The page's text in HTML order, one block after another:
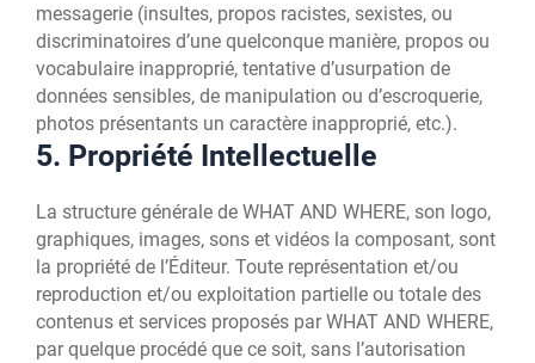
messagerie (insultes, propos racistes, sexistes, ou
discriminatoires d’une quelconque manière, propos ou
vocabulaire inapproprié, tentative d’usurpation de
données sensibles, de manipulation ou d’escroquerie,
photos présentants un caractère inapproprié, etc.).
5. Propriété Intellectuelle
La structure générale de WHAT AND WHERE, son logo,
graphiques, images, sons et vidéos la composant, sont
la propriété de l’Éditeur. Toute représentation et/ou
reproduction et/ou exploitation partielle ou totale des
contenus et services proposés par WHAT AND WHERE,
par quelque procédé que ce soit, sans l’autorisation